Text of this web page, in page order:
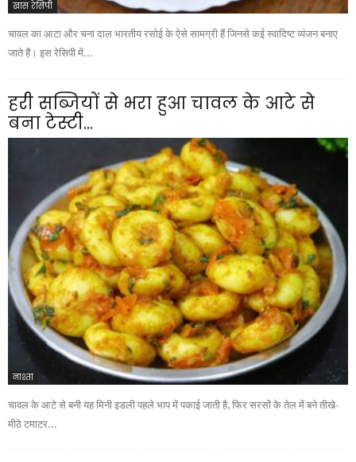
खास रेसिपी
चावल का आटा और चना दाल भारतीय रसोई के ऐसे सामग्री हैं जिनसे कई स्वादिष्ट व्यंजन बनाए
जाते हैं। इस रेसिपी में...
हरी सब्जियों से भरा हुआ चावल के आटे से
बना टेस्टी...
नाश्ता
चावल के आटे से बनी यह मिनी इडली पहले भाप में पकाई जाती है, फिर सरसों के तेल में बने तीखे-
मीठे टमाटर...